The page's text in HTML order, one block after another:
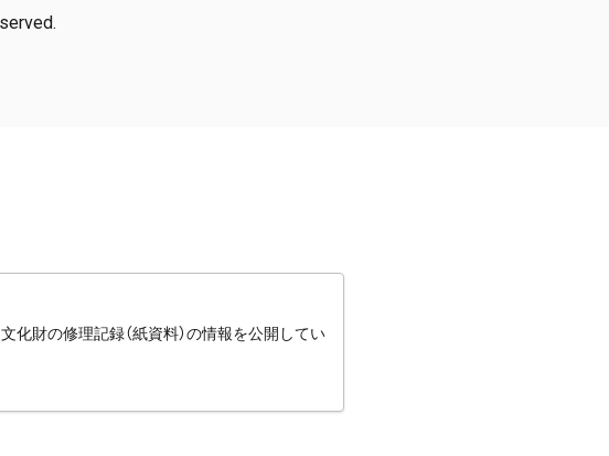
財の修理記録（紙資料）の情報を公開してい